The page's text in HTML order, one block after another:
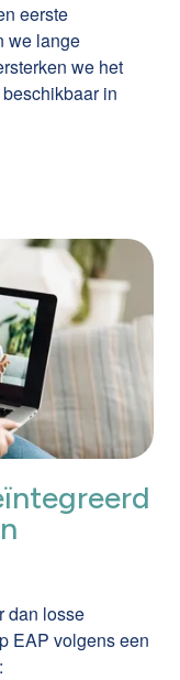
eerste
we lange
we het
in
dan losse
EAP volgens een